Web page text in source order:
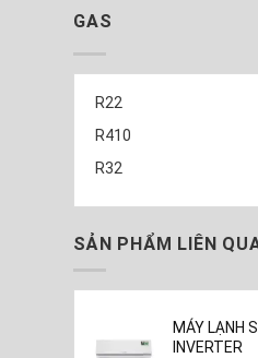
GAS
R22
R410
R32
SẢN PHẨM LIÊN
MÁY LẠNH
INVERTER